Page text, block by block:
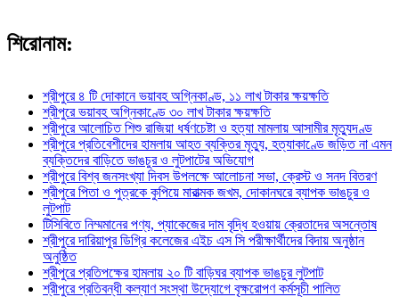
শিরোনাম:
শ্রীপুরে ৪ টি দোকানে ভয়াবহ অগ্নিকাণ্ড, ১১ লাখ টাকার ক্ষয়ক্ষতি
শ্রীপুরে ভয়াবহ অগ্নিকাণ্ডে ৩০ লাখ টাকার ক্ষয়ক্ষতি
শ্রীপুরে আলোচিত শিশু রাজিয়া ধর্ষণচেষ্টা ও হত্যা মামলায় আসামীর মৃত্যুদণ্ড
শ্রীপুরে প্রতিবেশীদের হামলায় আহত ব্যক্তির মৃত্যু, হত্যাকাণ্ডে জড়িত না এমন
ব্যক্তিদের বাড়িতে ভাঙচুর ও লুটপাটের অভিযোগ
শ্রীপুরে বিশ্ব জনসংখ্যা দিবস উপলক্ষে আলোচনা সভা, ক্রেস্ট ও সনদ বিতরণ
শ্রীপুরে পিতা ও পুত্রকে কুপিয়ে মারাত্মক জখম, দোকানঘরে ব্যাপক ভাঙচুর ও
লুটপাট
টিসিবিতে নিম্মমানের পণ্য, প্যাকেজের দাম বৃদ্ধি হওয়ায় ক্রেতাদের অসন্তোষ
শ্রীপুরে দারিয়াপুর ডিগ্রি কলেজের এইচ এস সি পরীক্ষার্থীদের বিদায় অনুষ্ঠান
অনুষ্ঠিত
শ্রীপুরে প্রতিপক্ষের হামলায় ২০ টি বাড়িঘর ব্যাপক ভাঙচুর লুটপাট
শ্রীপুরে প্রতিবন্ধী কল্যাণ সংস্থা উদ্যোগে বৃক্ষরোপণ কর্মসূচী পালিত